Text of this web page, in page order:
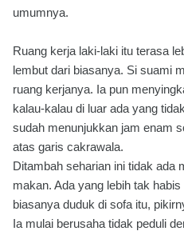
umumnya.
Ruang kerja laki-laki itu terasa
lembut dari biasanya. Si suami
ruang kerjanya. Ia pun
kalau-kalau di luar ada yang
sudah menunjukkan jam enam
atas garis cakrawala.
Ditambah seharian ini tidak ada
makan. Ada yang lebih tak
biasanya duduk di sofa itu,
Ia mulai berusaha tidak peduli